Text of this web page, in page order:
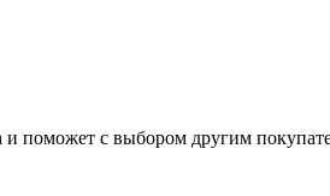
и поможет с выбором другим